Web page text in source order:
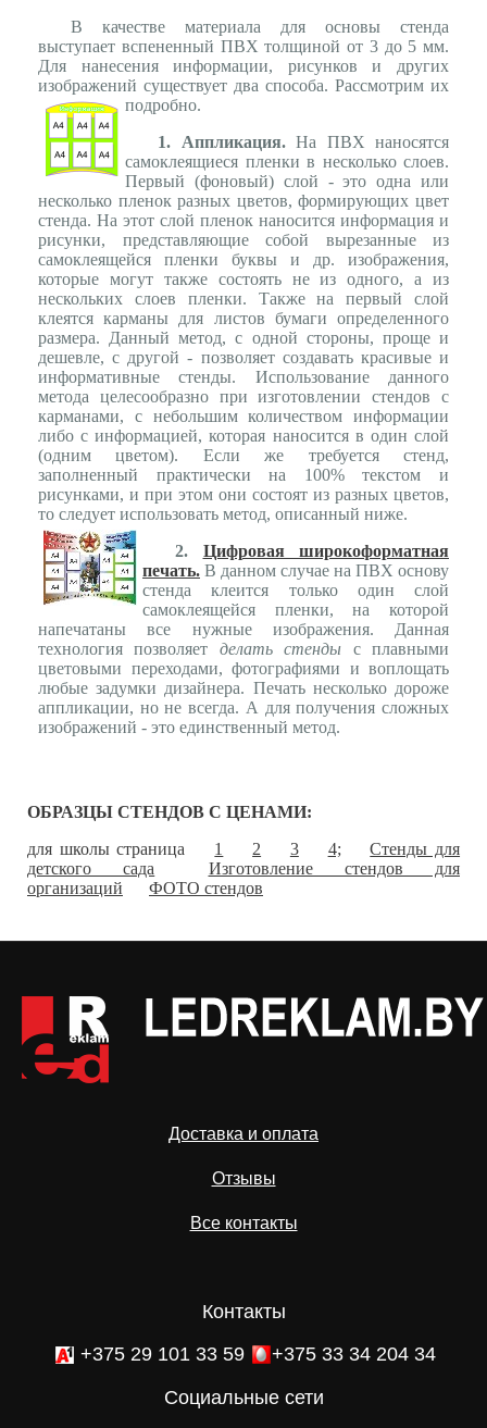
В качестве материала для основы стенда
выступает вспененный ПВХ толщиной от 3 до 5 мм.
Для нанесения информации, рисунков и других
изображений существует два способа. Рассмотрим их
подробно.
1. Аппликация.На ПВХ наносятся
самоклеящиеся пленки в несколько слоев.
Первый (фоновый) слой - это одна или
несколько пленок разных цветов, формирующих цвет
стенда. На этот слой пленок наносится информация и
рисунки, представляющие собой вырезанные из
самоклеящейся пленки буквы и др. изображения,
которые могут также состоять не из одного, а из
нескольких слоев пленки. Также на первый слой
клеятся карманы для листов бумаги определенного
размера. Данный метод, с одной стороны, проще и
дешевле, с другой - позволяет создавать красивые и
информативные стенды. Использование данного
метода целесообразно при изготовлении стендов с
карманами, с небольшим количеством информации
либо с информацией, которая наносится в один слой
(одним цветом). Если же требуется стенд,
заполненный практически на 100% текстом и
рисунками, и при этом они состоят из разных цветов,
то следует использовать метод, описанный ниже.
2. Цифровая широкоформатная
печать. В данном случае на ПВХ основу
стенда клеится только один слой
самоклеящейся пленки, на которой
напечатаны все нужные изображения. Данная
технология позволяет делать стенды с плавными
цветовыми переходами, фотографиями и воплощать
любые задумки дизайнера. Печать несколько дороже
аппликации, но не всегда. А для получения сложных
изображений - это единственный метод.
ОБРАЗЦЫ СТЕНДОВ С ЦЕНАМИ:
для школы страница 1 2 3 4;
Стенды для
детского сада
Изготовление стендов для
организаций
ФОТО стендов
Доставка и оплата
Отзывы
Все контакты
Контакты
+375 29 101 33 59
+375 33 34 204 34
Социальные сети